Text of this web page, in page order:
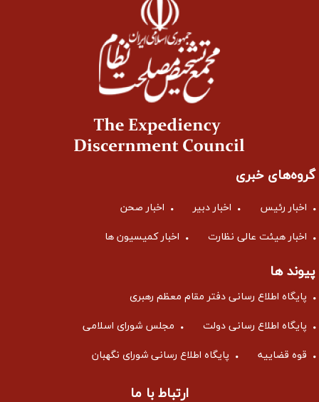
گروه‌های خبری
اخبار رئیس اخبار دبیر اخبار صحن
اخبار هیئت عالی نظارت اخبار کمیسیون ها
پیوند ها
پایگاه اطلاع رسانی دفتر مقام معظم رهبری
پایگاه اطلاع رسانی دولت مجلس شورای اسلامی
قوه قضاییه پایگاه اطلاع رسانی شورای نگهبان
ارتباط با ما